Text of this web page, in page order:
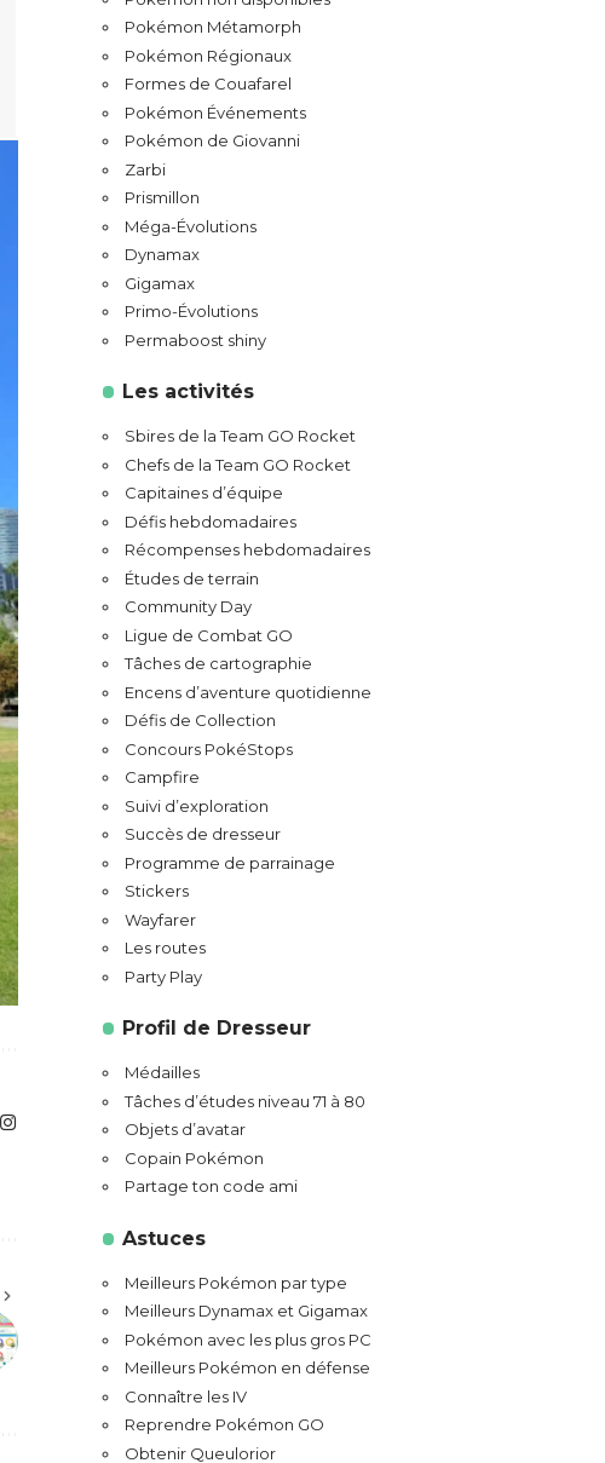
Pokémon Métamorph
Pokémon Régionaux
Formes de Couafarel
Pokémon Événements
Pokémon de Giovanni
Zarbi
Prismillon
Méga-Évolutions
Dynamax
Gigamax
Primo-Évolutions
Permaboost shiny
Les activités
Sbires de la Team GO Rocket
Chefs de la Team GO Rocket
Capitaines d’équipe
Défis hebdomadaires
Récompenses hebdomadaires
Études de terrain
Community Day
Ligue de Combat GO
Tâches de cartographie
Encens d’aventure quotidienne
Défis de Collection
Concours PokéStops
Campfire
Suivi d’exploration
Succès de dresseur
Programme de parrainage
Stickers
Wayfarer
Les routes
Party Play
Profil de Dresseur
Médailles
Tâches d’études niveau 71 à 80
Objets d’avatar
Copain Pokémon
Partage ton code ami
Astuces
Meilleurs Pokémon par type
Meilleurs Dynamax et Gigamax
Pokémon avec les plus gros PC
Meilleurs Pokémon en défense
Connaître les IV
Reprendre Pokémon GO
Obtenir Queulorior